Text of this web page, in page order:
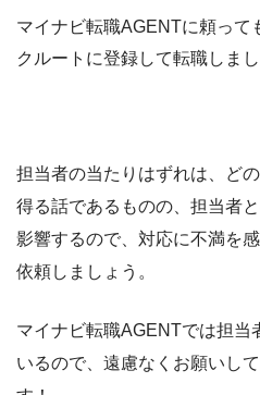
マイナビ転職AGENTに頼って
クルートに登録して転職しまし
担当者の当たりはずれは、ど
得る話であるものの、担当者
影響するので、 対応に不満を
依頼しましょう。
マイナビ転職AGENTでは担当
いるので、遠慮なくお願いし